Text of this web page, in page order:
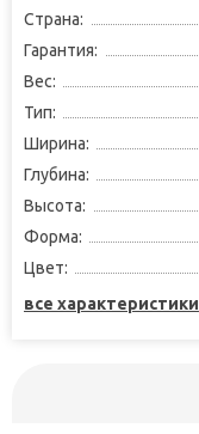
Страна:
Гарантия:
Вес:
Тип:
Ширина:
Глубина:
Высота:
Форма:
Цвет:
все характеристики